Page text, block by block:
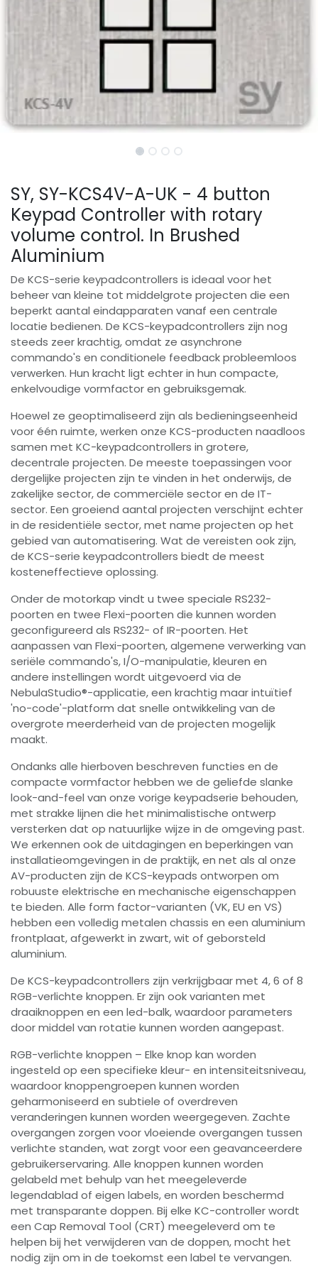
SY, SY-KCS4V-A-UK - 4 button
Keypad Controller with rotary
volume control. In Brushed
Aluminium
De KCS-serie keypadcontrollers is ideaal voor het
beheer van kleine tot middelgrote projecten die een
beperkt aantal eindapparaten vanaf een centrale
locatie bedienen. De KCS-keypadcontrollers zijn nog
steeds zeer krachtig, omdat ze asynchrone
commando's en conditionele feedback probleemloos
verwerken. Hun kracht ligt echter in hun compacte,
enkelvoudige vormfactor en gebruiksgemak.
Hoewel ze geoptimaliseerd zijn als bedieningseenheid
voor één ruimte, werken onze KCS-producten naadloos
samen met KC-keypadcontrollers in grotere,
decentrale projecten. De meeste toepassingen voor
dergelijke projecten zijn te vinden in het onderwijs, de
zakelijke sector, de commerciële sector en de IT-
sector. Een groeiend aantal projecten verschijnt echter
in de residentiële sector, met name projecten op het
gebied van automatisering. Wat de vereisten ook zijn,
de KCS-serie keypadcontrollers biedt de meest
kosteneffectieve oplossing.
Onder de motorkap vindt u twee speciale RS232-
poorten en twee Flexi-poorten die kunnen worden
geconfigureerd als RS232- of IR-poorten. Het
aanpassen van Flexi-poorten, algemene verwerking van
seriële commando's, I/O-manipulatie, kleuren en
andere instellingen wordt uitgevoerd via de
NebulaStudio®-applicatie, een krachtig maar intuïtief
'no-code'-platform dat snelle ontwikkeling van de
overgrote meerderheid van de projecten mogelijk
maakt.
Ondanks alle hierboven beschreven functies en de
compacte vormfactor hebben we de geliefde slanke
look-and-feel van onze vorige keypadserie behouden,
met strakke lijnen die het minimalistische ontwerp
versterken dat op natuurlijke wijze in de omgeving past.
We erkennen ook de uitdagingen en beperkingen van
installatieomgevingen in de praktijk, en net als al onze
AV-producten zijn de KCS-keypads ontworpen om
robuuste elektrische en mechanische eigenschappen
te bieden. Alle form factor-varianten (VK, EU en VS)
hebben een volledig metalen chassis en een aluminium
frontplaat, afgewerkt in zwart, wit of geborsteld
aluminium.
De KCS-keypadcontrollers zijn verkrijgbaar met 4, 6 of 8
RGB-verlichte knoppen. Er zijn ook varianten met
draaiknoppen en een led-balk, waardoor parameters
door middel van rotatie kunnen worden aangepast.
RGB-verlichte knoppen – Elke knop kan worden
ingesteld op een specifieke kleur- en intensiteitsniveau,
waardoor knoppengroepen kunnen worden
geharmoniseerd en subtiele of overdreven
veranderingen kunnen worden weergegeven. Zachte
overgangen zorgen voor vloeiende overgangen tussen
verlichte standen, wat zorgt voor een geavanceerdere
gebruikerservaring. Alle knoppen kunnen worden
gelabeld met behulp van het meegeleverde
legendablad of eigen labels, en worden beschermd
met transparante doppen. Bij elke KC-controller wordt
een Cap Removal Tool (CRT) meegeleverd om te
helpen bij het verwijderen van de doppen, mocht het
nodig zijn om in de toekomst een label te vervangen.